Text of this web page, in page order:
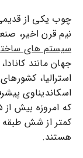
چوب یکی از
نیم قرن اخیر،
سیستم های
جهان مانند
استرالیا،
اسکاندیناوی
کمتر از شش طبقه
هستند.